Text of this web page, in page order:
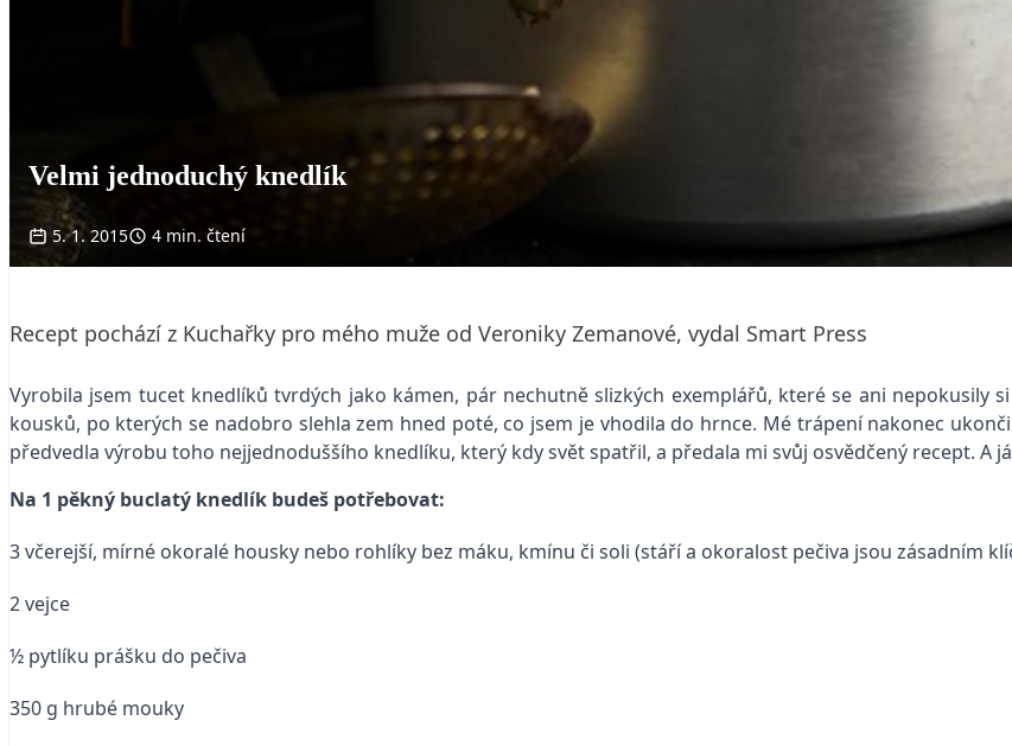
Velmi jednoduchý knedlík
5. 1. 2015 4 min. čtení
Recept pochází z Kuchařky pro mého muže od Veroniky Zemanové, vydal Smart Press
Vyrobila jsem tucet knedlíků tvrdých jako kámen, pár nechutně slizkých exemplářů, které se ani nepokusily
kousků, po kterých se nadobro slehla zem hned poté, co jsem je vhodila do hrnce. Mé trápení nakonec
předvedla výrobu toho nejjednoduššího knedlíku, který kdy svět spatřil, a předala mi svůj osvědčený recept. A
Na 1 pěkný buclatý knedlík budeš potřebovat:
3 včerejší, mírné okoralé housky nebo rohlíky bez máku, kmínu či soli (stáří a okoralost pečiva jsou zásadním
2 vejce
½ pytlíku prášku do pečiva
350 g hrubé mouky